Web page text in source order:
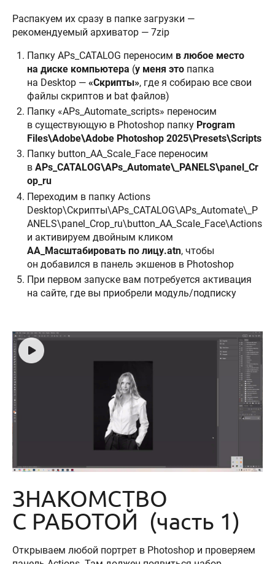
Распакуем их сразу в папке загрузки —
рекомендуемый архиватор — 7zip
Папку APs_CATALOG переносим в любое место
на диске компьютера (у меня это папка
на Desktop — «Скрипты», где я собираю все свои
файлы скриптов и bat файлов)
Папку «APs_Automate_scripts» переносим
в существующую в Photoshop папку Program
Files\Adobe\Adobe Photoshop 2025\Presets\Scripts
Папку button_AA_Scale_Face переносим
в APs_CATALOG\APs_Automate\_PANELS\panel_Cr
op_ru
Переходим в папку Actions
Desktop\Скрипты\APs_CATALOG\APs_Automate\_P
ANELS\panel_Crop_ru\button_AA_Scale_Face\Actions
и активируем двойным кликом
AA_Масштабировать по лицу.atn, чтобы
он добавился в панель экшенов в Photoshop
При первом запуске вам потребуется активация
на сайте, где вы приобрели модуль/подписку
ЗНАКОМСТВО
С РАБОТОЙ (часть 1)
Открываем любой портрет в Photoshop и проверяем